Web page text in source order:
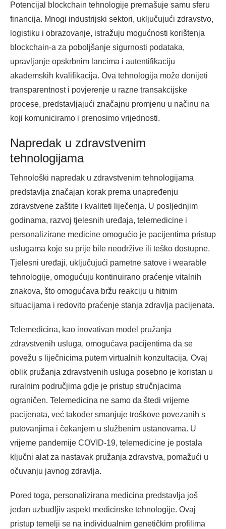
Potencijal blockchain tehnologije premašuje samu sferu
financija. Mnogi industrijski sektori, uključujući zdravstvo,
logistiku i obrazovanje, istražuju mogućnosti korištenja
blockchain-a za poboljšanje sigurnosti podataka,
upravljanje opskrbnim lancima i autentifikaciju
akademskih kvalifikacija. Ova tehnologija može donijeti
transparentnost i povjerenje u razne transakcijske
procese, predstavljajući značajnu promjenu u načinu na
koji komuniciramo i prenosimo vrijednosti.
Napredak u zdravstvenim
tehnologijama
Tehnološki napredak u zdravstvenim tehnologijama
predstavlja značajan korak prema unapređenju
zdravstvene zaštite i kvaliteti liječenja. U posljednjim
godinama, razvoj tjelesnih uređaja, telemedicine i
personalizirane medicine omogućio je pacijentima pristup
uslugama koje su prije bile neodržive ili teško dostupne.
Tjelesni uređaji, uključujući pametne satove i wearable
tehnologije, omogućuju kontinuirano praćenje vitalnih
znakova, što omogućava bržu reakciju u hitnim
situacijama i redovito praćenje stanja zdravlja pacijenata.
Telemedicina, kao inovativan model pružanja
zdravstvenih usluga, omogućava pacijentima da se
povežu s liječnicima putem virtualnih konzultacija. Ovaj
oblik pružanja zdravstvenih usluga posebno je koristan u
ruralnim područjima gdje je pristup stručnjacima
ograničen. Telemedicina ne samo da štedi vrijeme
pacijenata, već također smanjuje troškove povezanih s
putovanjima i čekanjem u službenim ustanovama. U
vrijeme pandemije COVID-19, telemedicine je postala
ključni alat za nastavak pružanja zdravstva, pomažući u
očuvanju javnog zdravlja.
Pored toga, personalizirana medicina predstavlja još
jedan uzbudljiv aspekt medicinske tehnologije. Ovaj
pristup temelji se na individualnim genetičkim profilima